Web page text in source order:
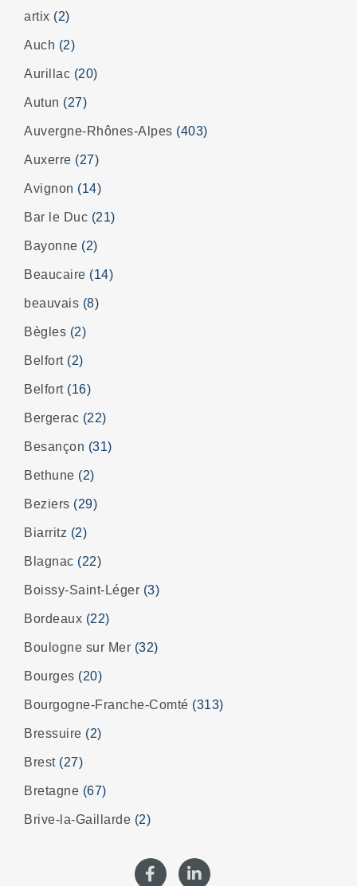
artix (2)
Auch (2)
Aurillac (20)
Autun (27)
Auvergne-Rhônes-Alpes (403)
Auxerre (27)
Avignon (14)
Bar le Duc (21)
Bayonne (2)
Beaucaire (14)
beauvais (8)
Bègles (2)
Belfort (2)
Belfort (16)
Bergerac (22)
Besançon (31)
Bethune (2)
Beziers (29)
Biarritz (2)
Blagnac (22)
Boissy-Saint-Léger (3)
Bordeaux (22)
Boulogne sur Mer (32)
Bourges (20)
Bourgogne-Franche-Comté (313)
Bressuire (2)
Brest (27)
Bretagne (67)
Brive-la-Gaillarde (2)